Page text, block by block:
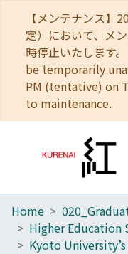
【メンテナンス】
定）において、メ
時停止いたします
be temporarily
PM (tentative) on
to maintenance.
Home
Communities
Home